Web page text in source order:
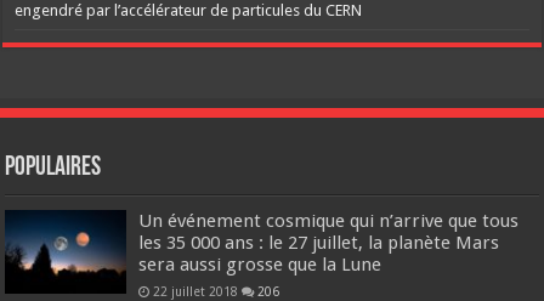
engendré par l’accélérateur de particules du CERN
Populaires
Un événement cosmique qui n’arrive que tous
les 35 000 ans : le 27 juillet, la planète Mars
sera aussi grosse que la Lune
22 juillet 2018 206